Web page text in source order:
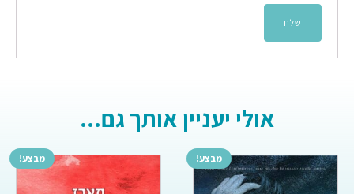
אולי יעניין אותך גם...
מבצע! מבצע!